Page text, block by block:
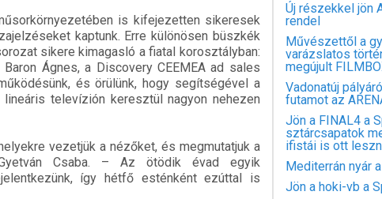
is kifejezetten sikeresek
kaptunk. Erre különösen büszkék
sikere kimagasló a fiatal korosztályban:
Ágnes, a Discovery CEEMEA ad sales
és örülünk, hogy segítségével a
televízión keresztül nagyon nehezen
vezetjük a nézőket, és megmutatjuk a
Csaba. – Az ötödik évad egyik
így hétfő esténként ezúttal is
Új részekkel jön
rendel
Művészettől a
varázslatos
megújult
Vadonatúj
futamot az
Jön a FINAL4 a
sztárcsapatok
ifistái is ott
Mediterrán nyár
Jön a hoki-vb a